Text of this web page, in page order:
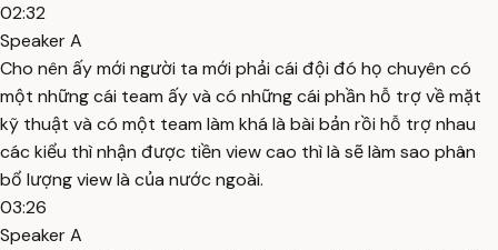
02:32
Speaker A
Cho nên ấy mới người ta mới phải cái đội đó họ chuyên có
một những cái team ấy và có những cái phần hỗ trợ về mặt
kỹ thuật và có một team làm khá là bài bản rồi hỗ trợ nhau
các kiểu thì nhận được tiền view cao thì là sẽ làm sao phân
bổ lượng view là của nước ngoài.
03:26
Speaker A